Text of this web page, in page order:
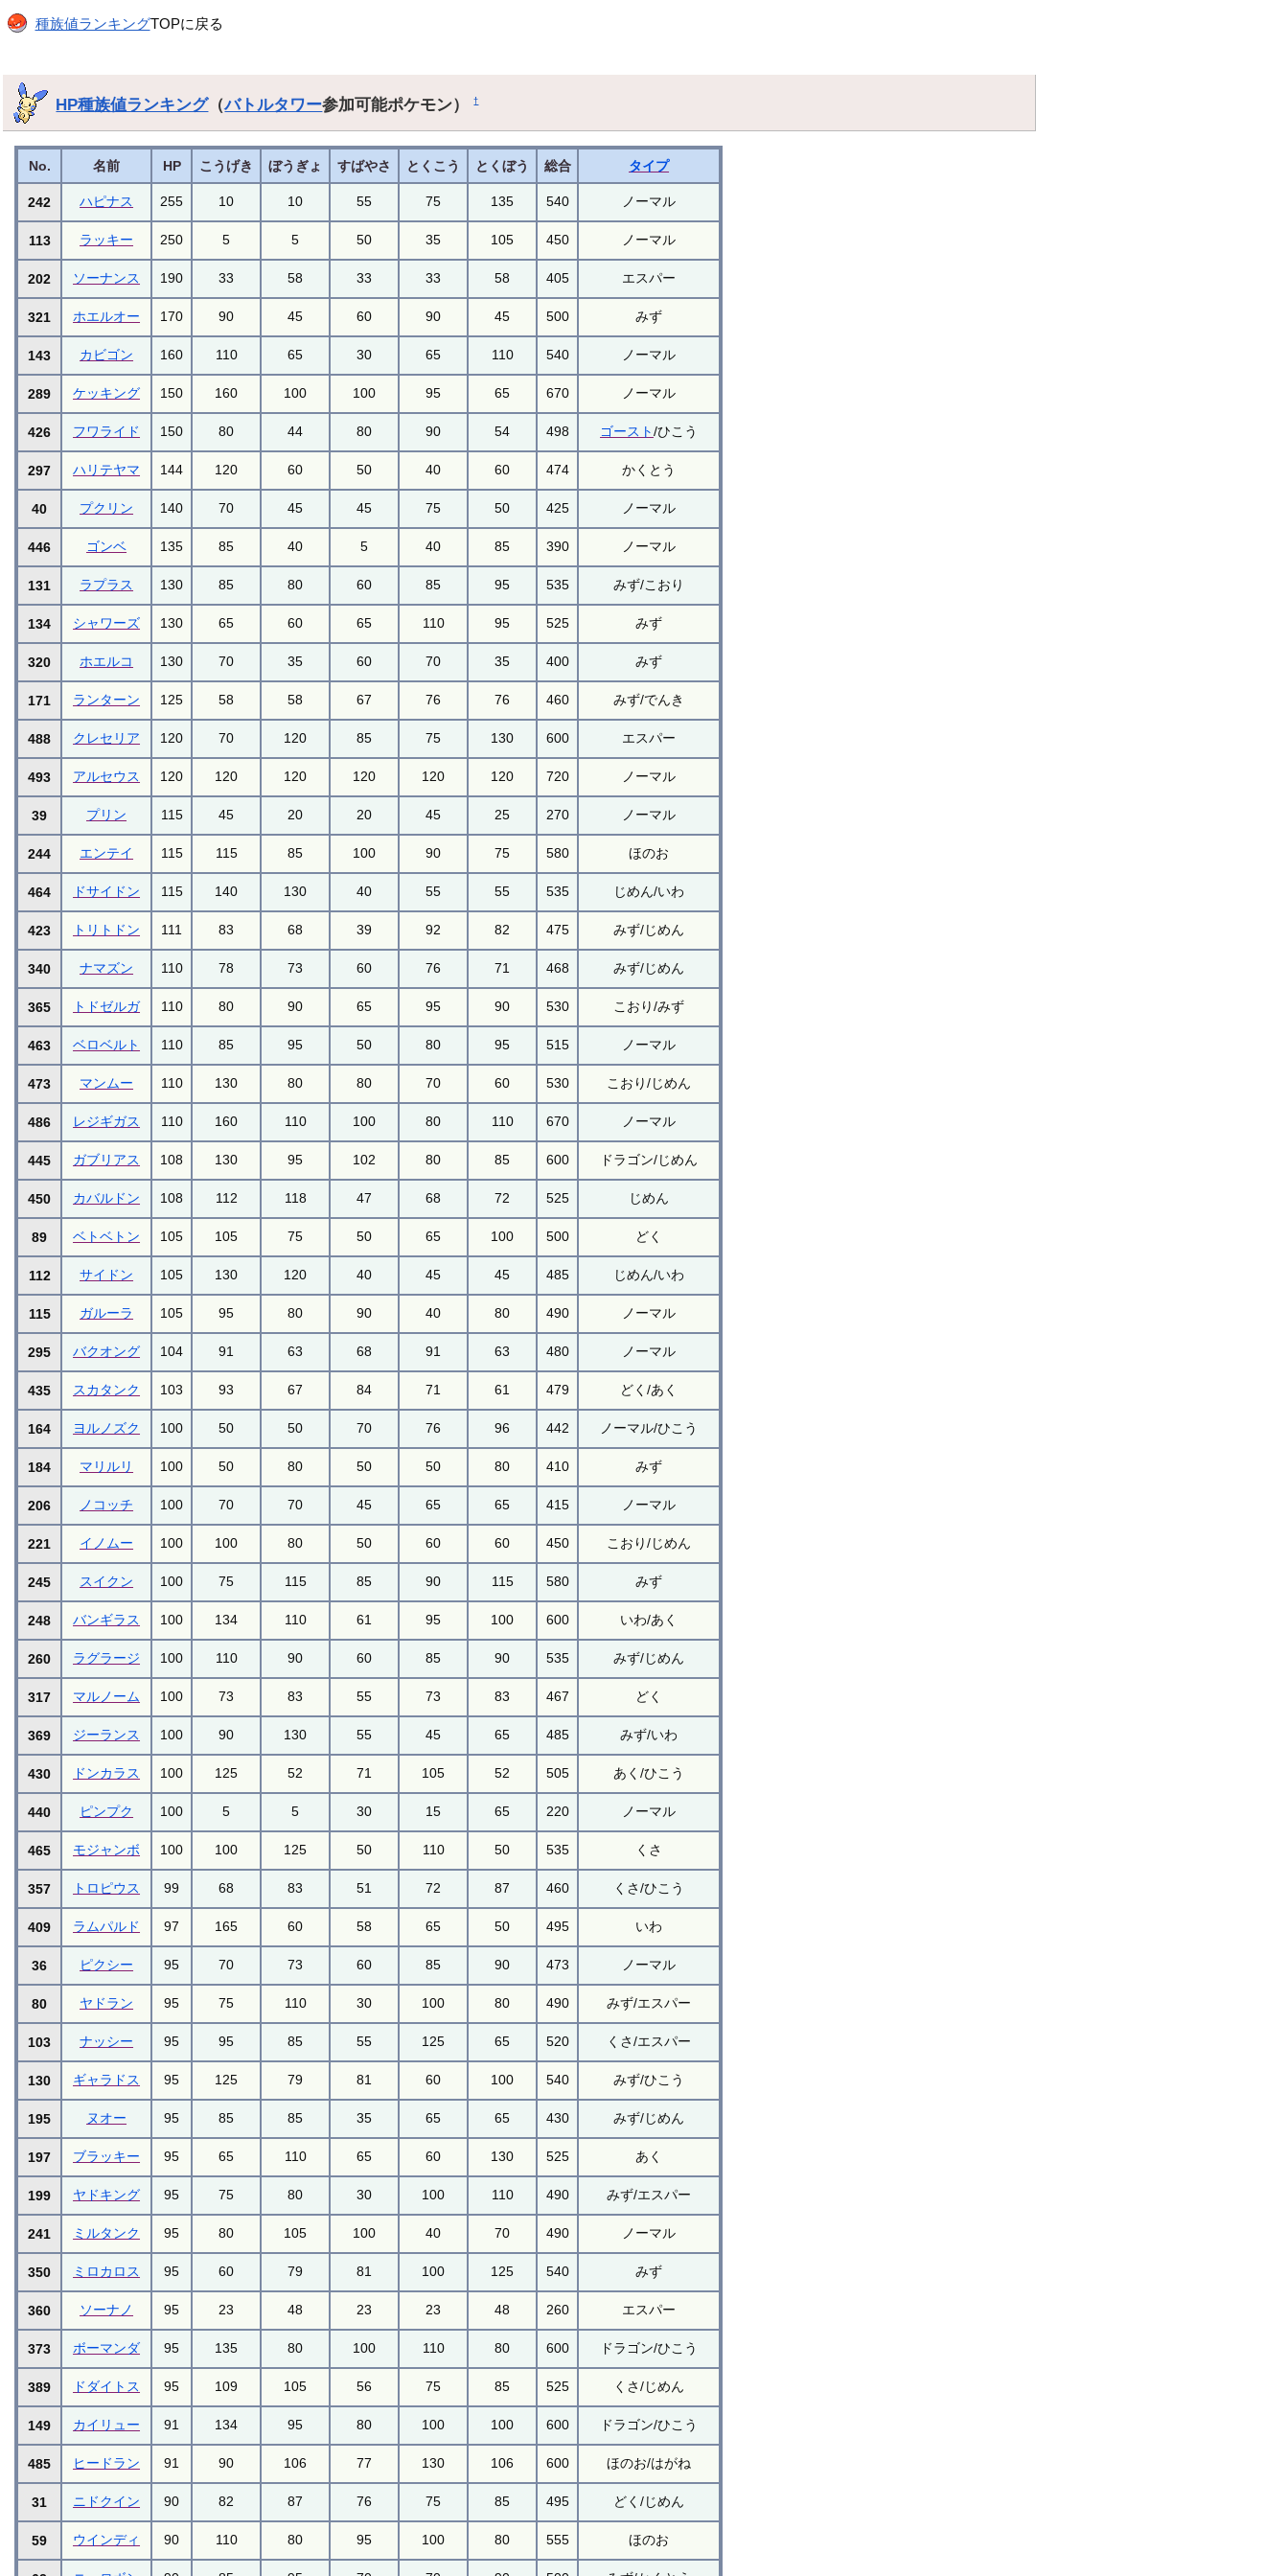
種族値ランキングTOPに戻る
HP種族値ランキング（バトルタワー参加可能ポケモン）†
No. 名前 HP こうげき ぼうぎょ すばやさ とくこう とくぼう 総合 タイプ
242 ハピナス 255 10 10 55 75 135 540 ノーマル
113 ラッキー 250 5 5 50 35 105 450 ノーマル
202 ソーナンス 190 33 58 33 33 58 405 エスパー
321 ホエルオー 170 90 45 60 90 45 500 みず
143 カビゴン 160 110 65 30 65 110 540 ノーマル
289 ケッキング 150 160 100 100 95 65 670 ノーマル
426 フワライド 150 80 44 80 90 54 498 ゴースト/ひこう
297 ハリテヤマ 144 120 60 50 40 60 474 かくとう
40 プクリン 140 70 45 45 75 50 425 ノーマル
446 ゴンベ 135 85 40 5 40 85 390 ノーマル
131 ラプラス 130 85 80 60 85 95 535 みず/こおり
134 シャワーズ 130 65 60 65 110 95 525 みず
320 ホエルコ 130 70 35 60 70 35 400 みず
171 ランターン 125 58 58 67 76 76 460 みず/でんき
488 クレセリア 120 70 120 85 75 130 600 エスパー
493 アルセウス 120 120 120 120 120 120 720 ノーマル
39 プリン 115 45 20 20 45 25 270 ノーマル
244 エンテイ 115 115 85 100 90 75 580 ほのお
464 ドサイドン 115 140 130 40 55 55 535 じめん/いわ
423 トリトドン 111 83 68 39 92 82 475 みず/じめん
340 ナマズン 110 78 73 60 76 71 468 みず/じめん
365 トドゼルガ 110 80 90 65 95 90 530 こおり/みず
463 ベロベルト 110 85 95 50 80 95 515 ノーマル
473 マンムー 110 130 80 80 70 60 530 こおり/じめん
486 レジギガス 110 160 110 100 80 110 670 ノーマル
445 ガブリアス 108 130 95 102 80 85 600 ドラゴン/じめん
450 カバルドン 108 112 118 47 68 72 525 じめん
89 ベトベトン 105 105 75 50 65 100 500 どく
112 サイドン 105 130 120 40 45 45 485 じめん/いわ
115 ガルーラ 105 95 80 90 40 80 490 ノーマル
295 バクオング 104 91 63 68 91 63 480 ノーマル
435 スカタンク 103 93 67 84 71 61 479 どく/あく
164 ヨルノズク 100 50 50 70 76 96 442 ノーマル/ひこう
184 マリルリ 100 50 80 50 50 80 410 みず
206 ノコッチ 100 70 70 45 65 65 415 ノーマル
221 イノムー 100 100 80 50 60 60 450 こおり/じめん
245 スイクン 100 75 115 85 90 115 580 みず
248 バンギラス 100 134 110 61 95 100 600 いわ/あく
260 ラグラージ 100 110 90 60 85 90 535 みず/じめん
317 マルノーム 100 73 83 55 73 83 467 どく
369 ジーランス 100 90 130 55 45 65 485 みず/いわ
430 ドンカラス 100 125 52 71 105 52 505 あく/ひこう
440 ピンプク 100 5 5 30 15 65 220 ノーマル
465 モジャンボ 100 100 125 50 110 50 535 くさ
357 トロピウス 99 68 83 51 72 87 460 くさ/ひこう
409 ラムパルド 97 165 60 58 65 50 495 いわ
36 ピクシー 95 70 73 60 85 90 473 ノーマル
80 ヤドラン 95 75 110 30 100 80 490 みず/エスパー
103 ナッシー 95 95 85 55 125 65 520 くさ/エスパー
130 ギャラドス 95 125 79 81 60 100 540 みず/ひこう
195 ヌオー 95 85 85 35 65 65 430 みず/じめん
197 ブラッキー 95 65 110 65 60 130 525 あく
199 ヤドキング 95 75 80 30 100 110 490 みず/エスパー
241 ミルタンク 95 80 105 100 40 70 490 ノーマル
350 ミロカロス 95 60 79 81 100 125 540 みず
360 ソーナノ 95 23 48 23 23 48 260 エスパー
373 ボーマンダ 95 135 80 100 110 80 600 ドラゴン/ひこう
389 ドダイトス 95 109 105 56 75 85 525 くさ/じめん
149 カイリュー 91 134 95 80 100 100 600 ドラゴン/ひこう
485 ヒードラン 91 90 106 77 130 106 600 ほのお/はがね
31 ニドクイン 90 82 87 76 75 85 495 どく/じめん
59 ウインディ 90 110 80 95 100 80 555 ほのお